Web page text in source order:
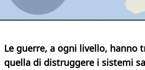
Le guerre, a ogni livello, hanno
quella di distruggere i sistemi